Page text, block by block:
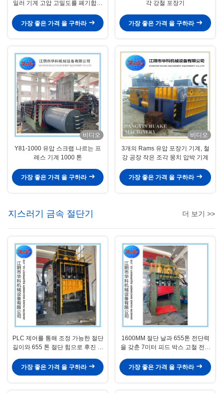
일러 기계 고압 고밀도를 폐기합니
가장 좋은 가격 을 구하라
각 강철 포장기
가장 좋은 가격 을 구하라
비디오
Y81-1000 유압 스크랩 나르는 프
레스 기계 1000 톤
가장 좋은 가격 을 구하라
비디오
3개의 Rams 유압 포장기 기계, 철
강 공장 작은 조각 뭉치 압박 기계
가장 좋은 가격 을 구하라
지스러기 금속 절단기 더 보기 >>
PLC 제어를 통해 조정 가능한 절단
길이와 655 톤 절단 힘으로 후진 밀
가장 좋은 가격 을 구하라
1600MM 절단 날과 655톤 전단력
을 갖춘 7미터 피드 박스 고철 전단
가장 좋은 가격 을 구하라